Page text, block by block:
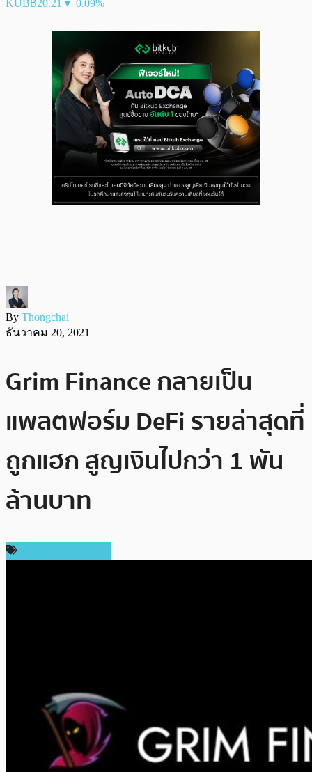
KUB฿20.21 ▼ 0.09%
By Thongchai
ธันวาคม 20, 2021
Grim Finance กลายเป็น
แพลตฟอร์ม DeFi รายล่าสุดที่
ถูกแฮก สูญเงินไปกว่า 1 พัน
ล้านบาท